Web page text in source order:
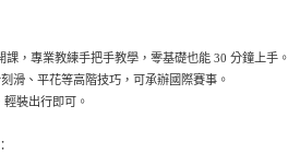
，專業教練手把手教學，零基礎也能 30 分鐘上手。
滑、平花等高階技巧，可承辦國際賽事。
裝出行即可。